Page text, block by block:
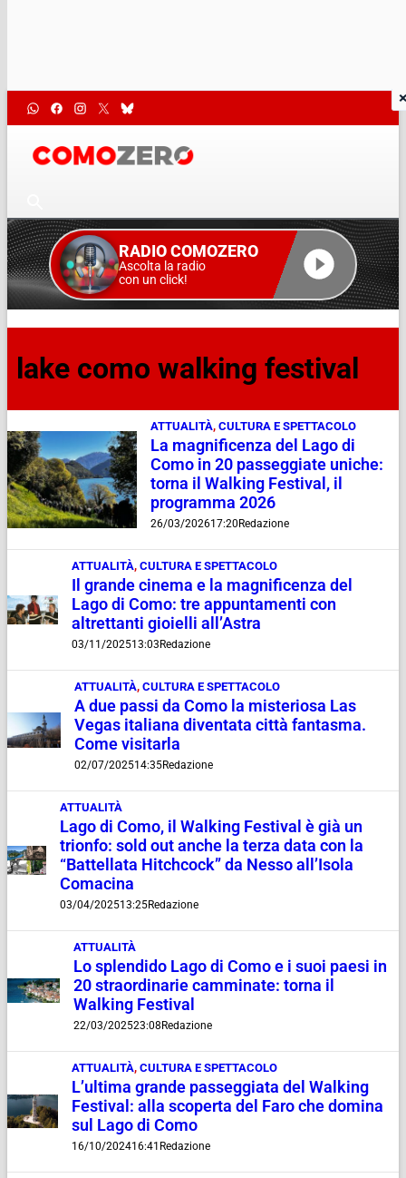
RADIO COMOZERO
Ascolta la radio
con un click!
lake como walking festival
ATTUALITÀ, CULTURA E SPETTACOLO
La magnificenza del Lago di
Como in 20 passeggiate uniche:
torna il Walking Festival, il
programma 2026
26/03/202617:20Redazione
ATTUALITÀ, CULTURA E SPETTACOLO
Il grande cinema e la magnificenza del
Lago di Como: tre appuntamenti con
altrettanti gioielli all’Astra
03/11/202513:03Redazione
ATTUALITÀ,CULTURA E SPETTACOLO
A due passi da Como la misteriosa Las
Vegas italiana diventata città fantasma.
Come visitarla
02/07/202514:35Redazione
ATTUALITÀ
Lago di Como, il Walking Festival è già un
trionfo: sold out anche la terza data con la
“Battellata Hitchcock” da Nesso all’Isola
Comacina
03/04/202513:25Redazione
ATTUALITÀ
Lo splendido Lago di Como e i suoi paesi in
20 straordinarie camminate: torna il
Walking Festival
22/03/202523:08Redazione
ATTUALITÀ, CULTURA E SPETTACOLO
L’ultima grande passeggiata del Walking
Festival: alla scoperta del Faro che domina
sul Lago di Como
16/10/202416:41 Redazione